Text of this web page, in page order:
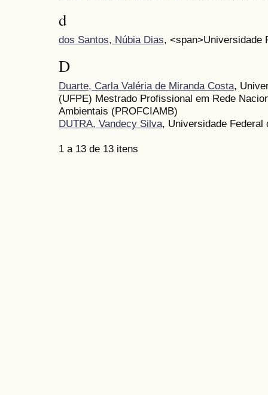
d
dos Santos, Núbia Dias, <span>Universidade
D
Duarte, Carla Valéria de Miranda Costa,
(UFPE) Mestrado Profissional em Rede
Ambientais (PROFCIAMB)
DUTRA, Vandecy Silva, Universidade Federal
1 a 13 de 13 itens